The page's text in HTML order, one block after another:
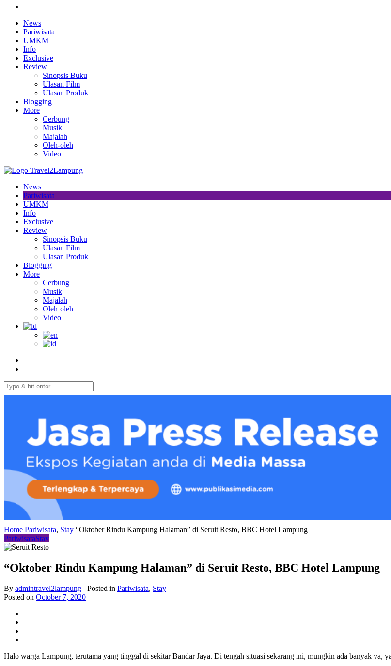
News
Pariwisata
UMKM
Info
Exclusive
Review
Sinopsis Buku
Ulasan Film
Ulasan Produk
Blogging
More
Cerbung
Musik
Majalah
Oleh-oleh
Video
News
Pariwisata
UMKM
Info
Exclusive
Review
Sinopsis Buku
Ulasan Film
Ulasan Produk
Blogging
More
Cerbung
Musik
Majalah
Oleh-oleh
Video
Home Pariwisata, Stay “Oktober Rindu Kampung Halaman” di Seruit Resto, BBC Hotel Lampung
PariwisataStay
“Oktober Rindu Kampung Halaman” di Seruit Resto, BBC Hotel Lampung
By admintravel2lampung Posted in Pariwisata, Stay
Posted on October 7, 2020
Halo warga Lampung, terutama yang tinggal di sekitar Bandar Jaya. Di tengah situasi sekarang ini, mungkin ada banyak ya,